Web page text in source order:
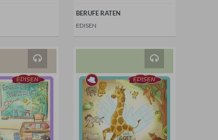
BERUFE RATEN
EDISEN